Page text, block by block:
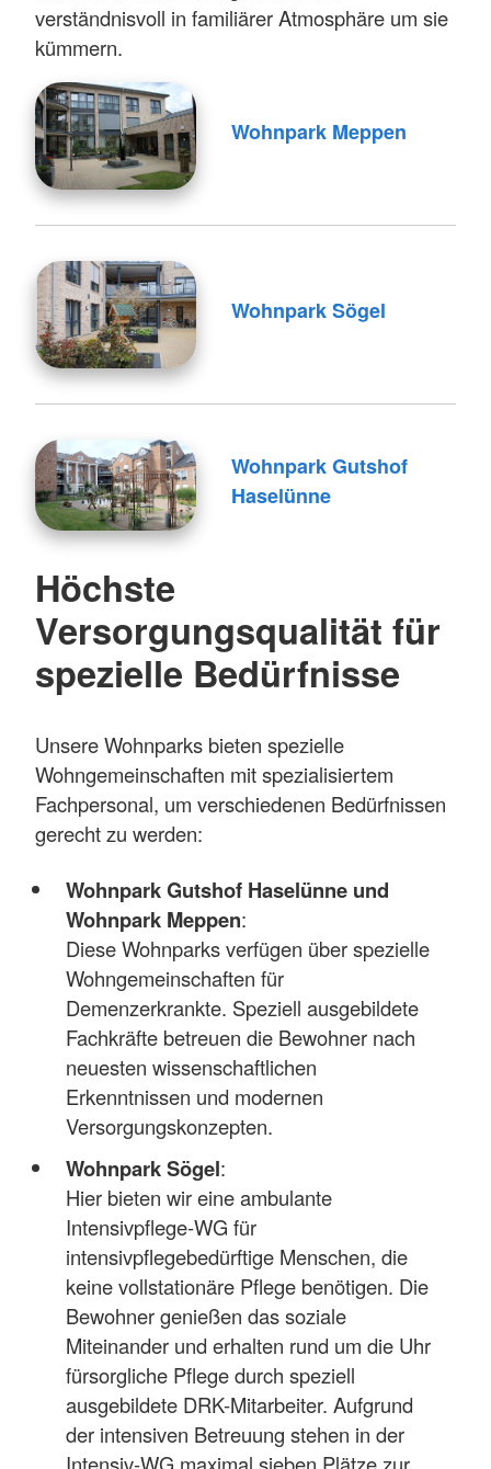
verständnisvoll in familiärer Atmosphäre um sie
kümmern.
Wohnpark Meppen
Wohnpark Sögel
Wohnpark Gutshof
Haselünne
Höchste
Versorgungsqualität für
spezielle Bedürfnisse
Unsere Wohnparks bieten spezielle
Wohngemeinschaften mit spezialisiertem
Fachpersonal, um verschiedenen Bedürfnissen
gerecht zu werden:
Wohnpark Gutshof Haselünne und
Wohnpark Meppen:
Diese Wohnparks verfügen über spezielle
Wohngemeinschaften für
Demenzerkrankte. Speziell ausgebildete
Fachkräfte betreuen die Bewohner nach
neuesten wissenschaftlichen
Erkenntnissen und modernen
Versorgungskonzepten.
Wohnpark Sögel:
Hier bieten wir eine ambulante
Intensivpflege-WG für
intensivpflegebedürftige Menschen, die
keine vollstationäre Pflege benötigen. Die
Bewohner genießen das soziale
Miteinander und erhalten rund um die Uhr
fürsorgliche Pflege durch speziell
ausgebildete DRK-Mitarbeiter. Aufgrund
der intensiven Betreuung stehen in der
Intensiv-WG maximal sieben Plätze zur